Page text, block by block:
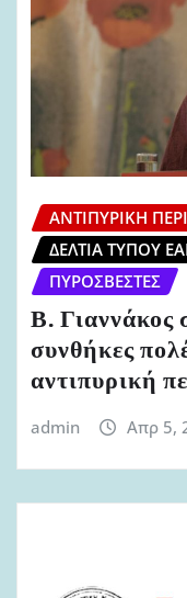
ΑΝΤΙΠΥΡΙΚΉ
ΔΕΛΤΊΑ ΤΎΠΟΥ
ΠΥΡΟΣΒΈΣΤΕΣ
Β.
συνθήκες
αντιπυρική
admin Απρ 5,